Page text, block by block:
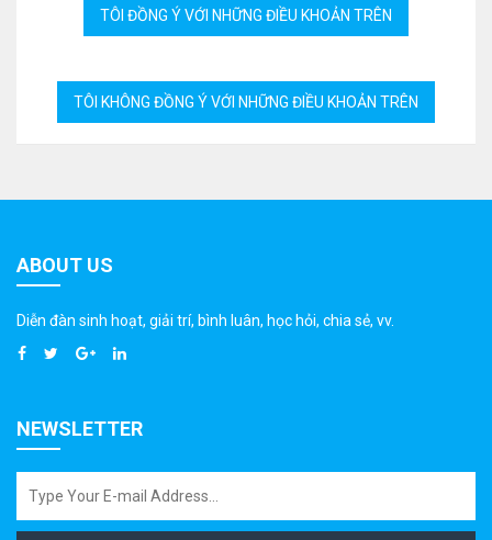
ABOUT US
Diễn đàn sinh hoạt, giải trí, bình luân, học hỏi, chia sẻ, vv.
NEWSLETTER